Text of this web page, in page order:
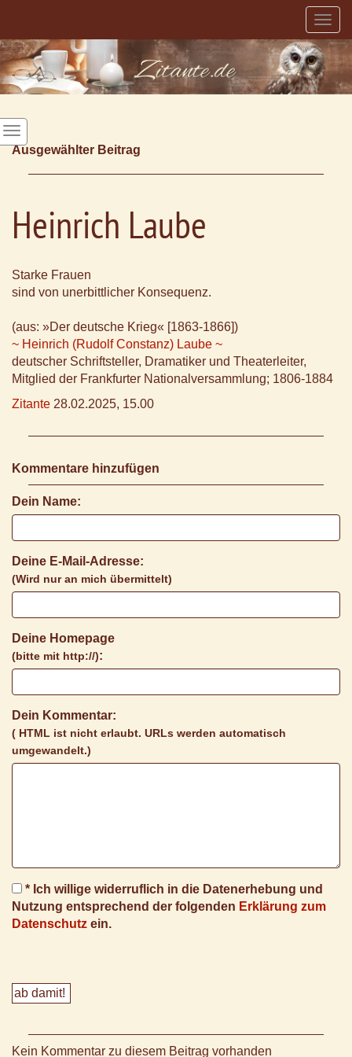
Ausgewählter Beitrag
Heinrich Laube
Starke Frauen
sind von unerbittlicher Konsequenz.
(aus: »Der deutsche Krieg« [1863-1866])
~ Heinrich (Rudolf Constanz) Laube ~
deutscher Schriftsteller, Dramatiker und Theaterleiter,
Mitglied der Frankfurter Nationalversammlung; 1806-1884
Zitante 28.02.2025, 15.00
Kommentare hinzufügen
Dein Name:
Deine E-Mail-Adresse:
(Wird nur an mich übermittelt)
Deine Homepage
(bitte mit http://):
Dein Kommentar:
( HTML ist nicht erlaubt. URLs werden automatisch
umgewandelt.)
* Ich willige widerruflich in die Datenerhebung und
Nutzung entsprechend der folgenden Erklärung zum
Datenschutz ein.
Kein Kommentar zu diesem Beitrag vorhanden